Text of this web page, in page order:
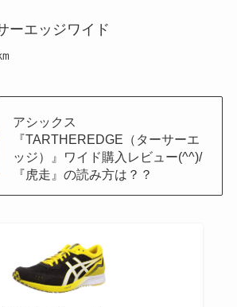
ーエッジワイド
アシックス
『TARTHEREDGE（ターサーエ
ッジ）』ワイド購入レビュー(^^)/
『虎走』の読み方は？？